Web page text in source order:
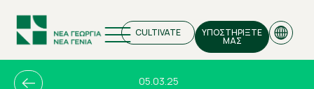
CULTIVATE ΥΠΟΣΤΗΡΙΞΤΕ
ΜΑΣ
05.03.25